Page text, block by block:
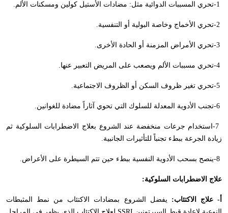
-1تحري المسببات الدوائية مثل: مضادات الأستيل كولين ومسكنات الألم.
-2تحري الأخماج وخاصة البولية أو التنفسية.
-3تحري الأمراض المزمنة أو الحادة الأخرى.
-4تحري مسببات الألم ويصعب على المريض التعبير عنها.
-5تحري تغير ظروف السكن أو الظروف الاجتماعية.
-6تجنب الأدوية المعدلة للسلوك التي تحوي آثاراً مضادة للغوانين.
-7استخدام جرعات منخفضة عند الشروع بعلاج الاضطرابات السلوكية ثم
زيادة الجرعة ببطء تجنباً للتأثيرات الجانبية.
-8ينصح بسحب الأدوية النفسية ببطء حين تتم السيطرة على الأعراض.
علاج الاضطرابات السلوكية:
أ- علاج الاكتئاب: يفضل الشروع بمضادات الاكتئاب من نمط المثبطات